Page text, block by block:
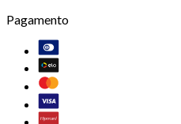
Pagamento